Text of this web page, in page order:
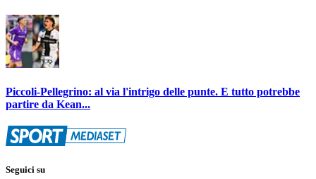
Piccoli-Pellegrino: al via l'intrigo delle punte. E tutto potrebbe
partire da Kean...
Seguici su